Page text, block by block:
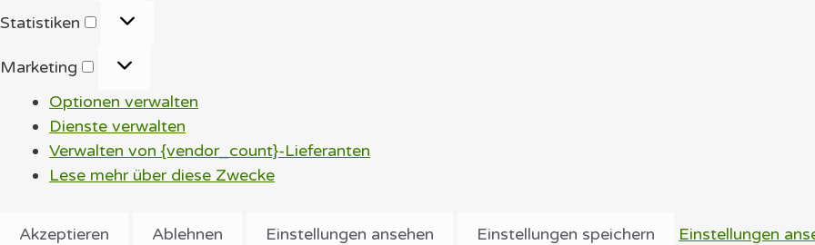
Statistiken
Statistiken
Marketing
Marketing
Optionen verwalten
Dienste verwalten
Verwalten von {vendor_count}-Lieferanten
Lese mehr über diese Zwecke
Akzeptieren Ablehnen Einstellungen ansehen Einstellungen speichern
Einstellungen